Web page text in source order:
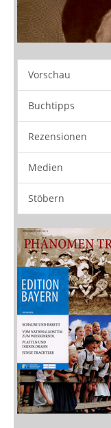
Vorschau
Buchtipps
Rezensionen
Medien
Stöbern